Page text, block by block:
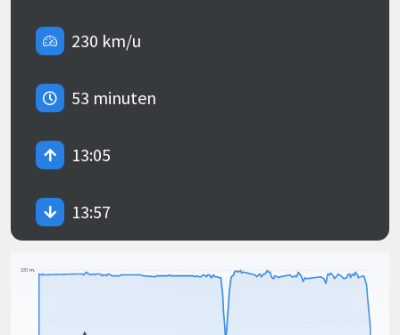
230 km/u
53 minuten
13:05
13:57